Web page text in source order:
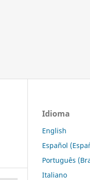
Idioma
English
Español
Português
Italiano